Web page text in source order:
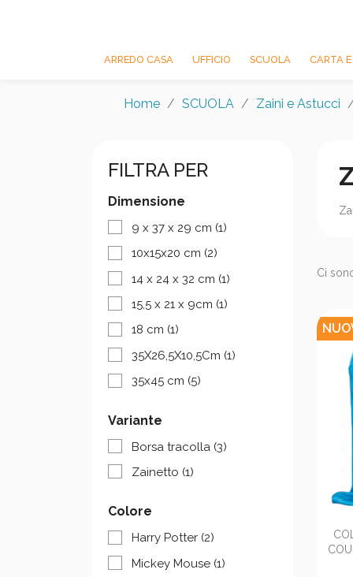
ARREDO CASA UFFICIO SCUOLA CARTA
Home SCUOLA Zaini e Astucci
FILTRA PER
Dimensione
9 x 37 x 29 cm (1)
10x15x20 cm (2)
14 x 24 x 32 cm (1)
15,5 x 21 x 9cm (1)
18 cm (1)
35X26,5X10,5Cm (1)
35x45 cm (5)
Variante
Borsa tracolla (3)
Zainetto (1)
Colore
Harry Potter (2)
Mickey Mouse (1)
Ci